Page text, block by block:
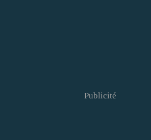
Publicité